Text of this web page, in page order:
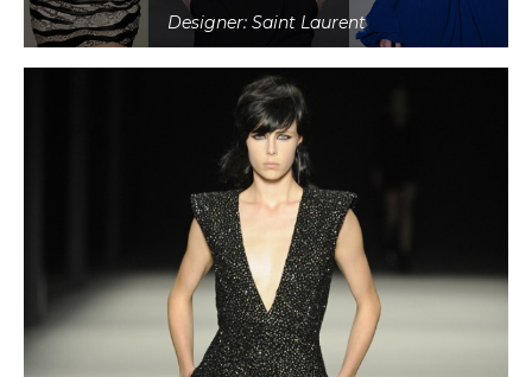
Designer: Saint Laurent